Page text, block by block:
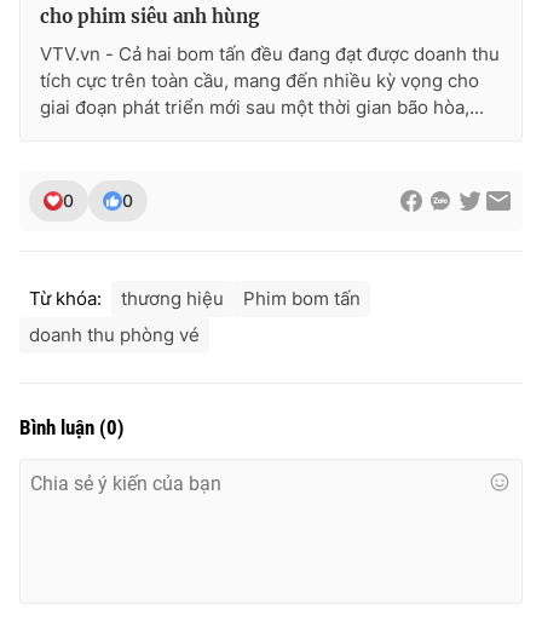
cho phim siêu anh hùng
VTV.vn - Cả hai bom tấn đều đang đạt được doanh thu
tích cực trên toàn cầu, mang đến nhiều kỳ vọng cho
giai đoạn phát triển mới sau một thời gian bão hòa,...
0 0
Từ khóa: thương hiệu
Phim bom tấn
doanh thu phòng vé
Bình luận (0)